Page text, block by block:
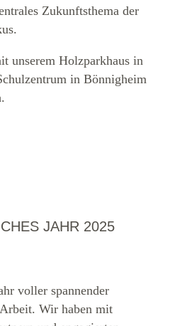
Zukunftsthema der
unserem Holzparkhaus in
in Bönnigheim
JAHR 2025
voller spannender
Wir haben mit